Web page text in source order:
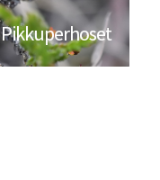
Pikkuperhoset